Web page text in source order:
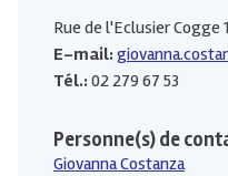
Rue de l'Eclusier Cogge
E-mail:
Tél.: 02 279 67 53
Personne(s) de
Giovanna Costanza